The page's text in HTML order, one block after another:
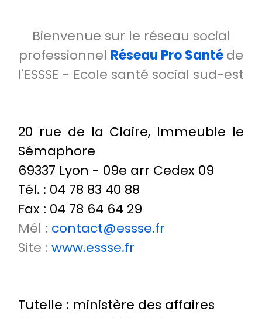
Bienvenue sur le réseau social
professionnel Réseau Pro Santéde
l'ESSSE - Ecole santé social sud-est
20 rue de la Claire, Immeuble le
Sémaphore
69337 Lyon - 09e arr Cedex 09
Tél. : 04 78 83 40 88
Fax : 04 78 64 64 29
Mél : contact@essse.fr
Site : www.essse.fr
Tutelle : ministère des affaires